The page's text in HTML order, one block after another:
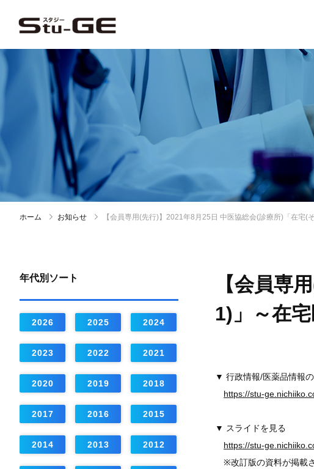
ホーム お知らせ 【会員専用(先行)】2021年8月25日 中医協総会(診療所)「在宅(
【会員専
1)」～在
▼ 行政情報/医薬品情報
https://stu-
▼ スライドを見る
https://stu-
※改訂版の資料が掲載
年代別ソート
2026 2025 2024
2023 2022 2021
2020 2019 2018
2017 2016 2015
2014 2013 2012